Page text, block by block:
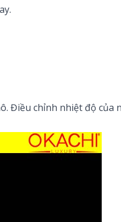
Điều chỉnh nhiệt độ